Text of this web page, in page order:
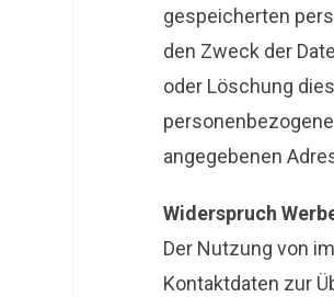
gespeicherten
den Zweck der
oder Löschung
angegebenen
Widerspruch
Der Nutzung von
Kontaktdaten zur